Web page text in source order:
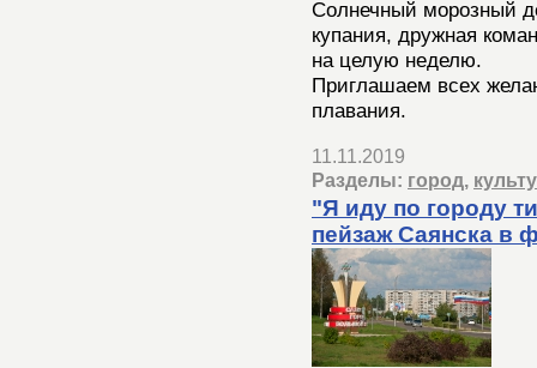
Солнечный морозный
купания, дружная
на целую неделю.
Приглашаем всех
плавания.
11.11.2019
Разделы: город,
"Я иду по городу
пейзаж Саянска в